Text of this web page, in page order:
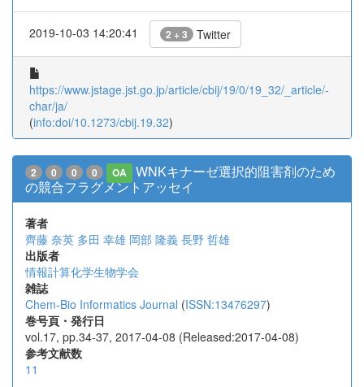
2019-10-03 14:20:41 2 + 3 Twitter
https://www.jstage.jst.go.jp/article/cbij/19/0/19_32/_article/-
char/ja/
(info:doi/10.1273/cbij.19.32)
2 0 0 0 OA
WNKキナーゼ選択的阻害剤のため
の競合フラグメントアッセイ
著者
齊藤 奈英 多田 幸雄 岡部 隆義 長野 哲雄
出版者
情報計算化学生物学会
雑誌
Chem-Bio Informatics Journal (ISSN:13476297)
巻号頁・発行日
vol.17, pp.34-37, 2017-04-08 (Released:2017-04-08)
参考文献数
11